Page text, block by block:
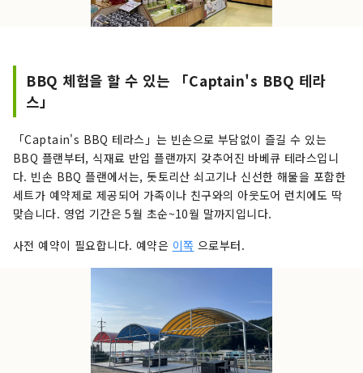
BBQ 체험을 할 수 있는 「Captain's BBQ 테라
스」
「Captain's BBQ 테라스」는 빈손으로 부담없이 즐길 수 있는
BBQ 플랜부터, 식재료 반입 플랜까지 갖추어진 바베큐 테라스입니
다. 빈손 BBQ 플랜에서는, 돗토리산 쇠고기나 신선한 해물을 포함한
세트가 예약제로 제공되어 가족이나 친구와의 아웃도어 런치에도 딱
맞습니다. 영업 기간은 5월 초순~10월 말까지입니다.
사전 예약이 필요합니다. 예약은 이쪽 으로부터.